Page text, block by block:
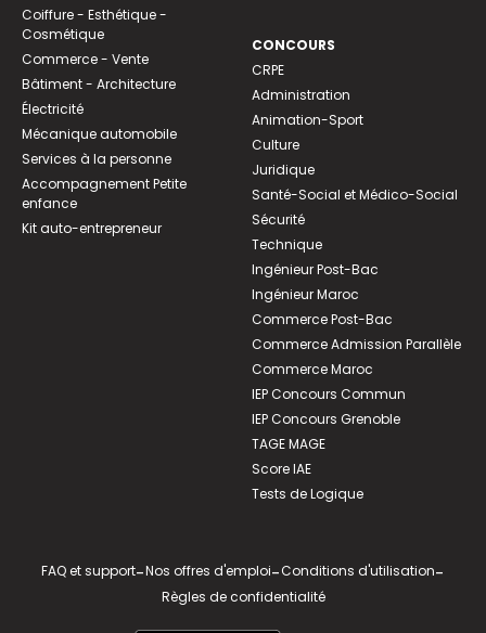
Coiffure - Esthétique -
Cosmétique
Commerce - Vente
Bâtiment - Architecture
Électricité
Mécanique automobile
Services à la personne
Accompagnement Petite
enfance
Kit auto-entrepreneur
CONCOURS
CRPE
Administration
Animation-Sport
Culture
Juridique
Santé-Social et Médico-Social
Sécurité
Technique
Ingénieur Post-Bac
Ingénieur Maroc
Commerce Post-Bac
Commerce Admission Parallèle
Commerce Maroc
IEP Concours Commun
IEP Concours Grenoble
TAGE MAGE
Score IAE
Tests de Logique
FAQ et support-Nos offres d'emploi-Conditions d'utilisation-
Règles de confidentialité